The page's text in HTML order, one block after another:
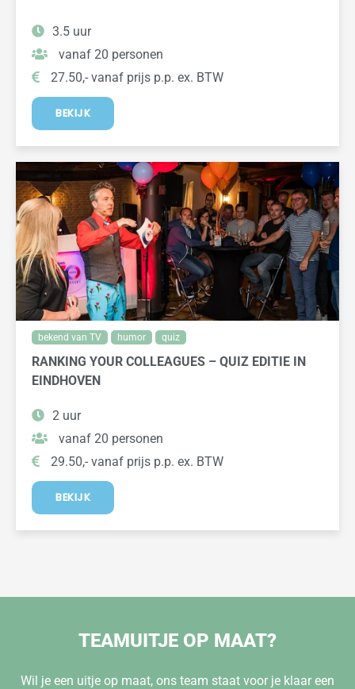
3.5 uur
vanaf 20 personen
27.50,- vanaf prijs p.p. ex. BTW
BEKIJK
bekend van TV humor quiz
RANKING YOUR COLLEAGUES – QUIZ EDITIE IN
EINDHOVEN
2 uur
vanaf 20 personen
29.50,- vanaf prijs p.p. ex. BTW
BEKIJK
TEAMUITJE OP MAAT?
Wil je een uitje op maat, ons team staat voor je klaar een